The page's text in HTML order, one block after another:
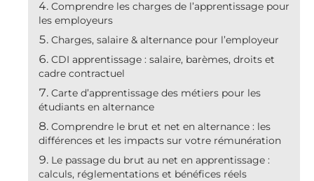
Comprendre les charges de l’apprentissage pour
les employeurs
Charges, salaire & alternance pour l’employeur
CDI apprentissage : salaire, barèmes, droits et
cadre contractuel
Carte d’apprentissage des métiers pour les
étudiants en alternance
Comprendre le brut et net en alternance : les
différences et les impacts sur votre rémunération
Le passage du brut au net en apprentissage :
calculs, réglementations et bénéfices réels